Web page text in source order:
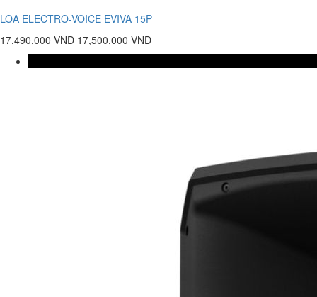
LOA ELECTRO-VOICE EVIVA 15P
17,490,000 VNĐ 17,500,000 VNĐ